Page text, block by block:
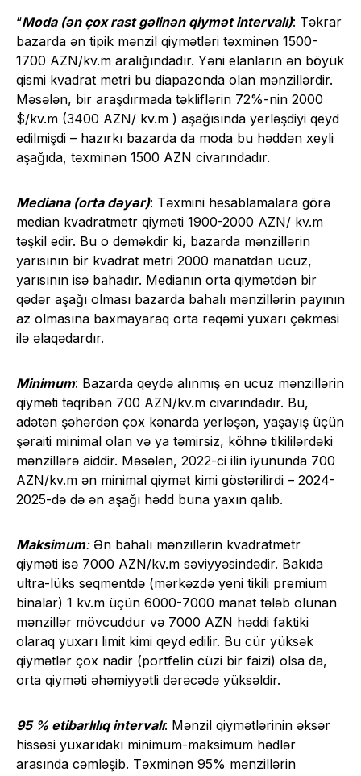
“Moda (ən çox rast gəlinən qiymət intervalı): Təkrar
bazarda ən tipik mənzil qiymətləri təxminən 1500-
1700 AZN/kv.m aralığındadır. Yəni elanların ən böyük
qismi kvadrat metri bu diapazonda olan mənzillərdir.
Məsələn, bir araşdırmada təkliflərin 72%-nin 2000
$/kv.m (3400 AZN/ kv.m ) aşağısında yerləşdiyi qeyd
edilmişdi – hazırkı bazarda da moda bu həddən xeyli
aşağıda, təxminən 1500 AZN civarındadır.
Mediana (orta dəyər): Təxmini hesablamalara görə
median kvadratmetr qiyməti 1900-2000 AZN/ kv.m
təşkil edir. Bu o deməkdir ki, bazarda mənzillərin
yarısının bir kvadrat metri 2000 manatdan ucuz,
yarısının isə bahadır. Medianın orta qiymətdən bir
qədər aşağı olması bazarda bahalı mənzillərin payının
az olmasına baxmayaraq orta rəqəmi yuxarı çəkməsi
ilə əlaqədardır.
Minimum: Bazarda qeydə alınmış ən ucuz mənzillərin
qiyməti təqribən 700 AZN/kv.m civarındadır. Bu,
adətən şəhərdən çox kənarda yerləşən, yaşayış üçün
şəraiti minimal olan və ya təmirsiz, köhnə tikililərdəki
mənzillərə aiddir. Məsələn, 2022-ci ilin iyununda 700
AZN/kv.m ən minimal qiymət kimi göstərilirdi – 2024-
2025-də də ən aşağı hədd buna yaxın qalıb.
Maksimum:Ən bahalı mənzillərin kvadratmetr
qiyməti isə 7000 AZN/kv.m səviyyəsindədir. Bakıda
ultra-lüks seqmentdə (mərkəzdə yeni tikili premium
binalar) 1 kv.m üçün 6000-7000 manat tələb olunan
mənzillər mövcuddur və 7000 AZN həddi faktiki
olaraq yuxarı limit kimi qeyd edilir. Bu cür yüksək
qiymətlər çox nadir (portfelin cüzi bir faizi) olsa da,
orta qiyməti əhəmiyyətli dərəcədə yüksəldir.
95 % etibarlılıq intervalı: Mənzil qiymətlərinin əksər
hissəsi yuxarıdakı minimum-maksimum hədlər
arasında cəmləşib. Təxminən 95% mənzillərin